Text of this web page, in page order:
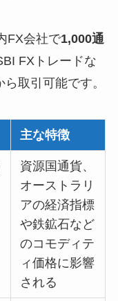
FX会社で1,000通
FXトレードな
取引可能です。
主な特徴
資源国通貨、
オーストラリ
アの経済指標
や鉄鉱石など
のコモディテ
ィ価格に影響
される